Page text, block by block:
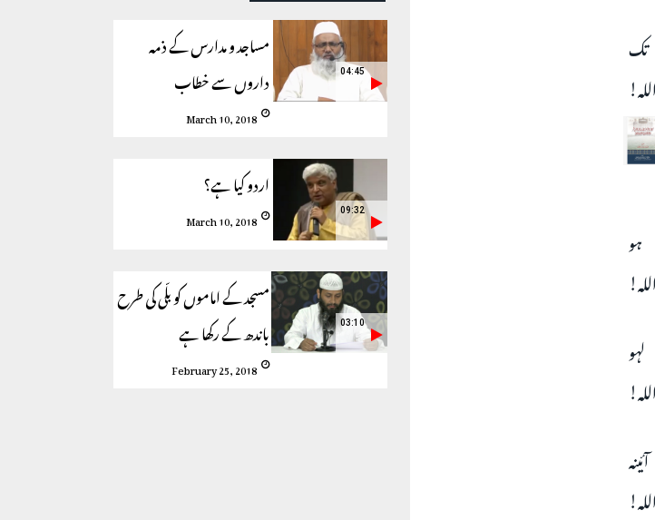
مساجد و مدارس کے ذمہ
داروں سے خطاب
March 10, 2018
04:45
اردو کیا ہے؟
March 10, 2018 09:32
مسجد کے اماموں کو بلّی کی طرح
باندھ کے رکھا ہے
February 25, 2018
03:10